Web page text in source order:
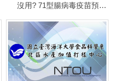
沒用? 71型腸病毒疫苗預計
教授 ~ 三立電視